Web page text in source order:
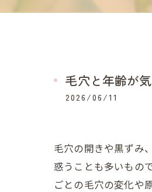
毛穴と年齢が
2026/06/11
毛穴の開きや黒ずみ
惑うことも多いもの
ごとの毛穴の変化や